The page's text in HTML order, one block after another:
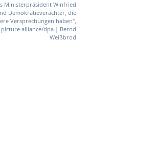
Ministerpräsident Winfried
Demokratieverächter, die
Versprechungen haben“,
alliance/dpa | Bernd
Weißbrod